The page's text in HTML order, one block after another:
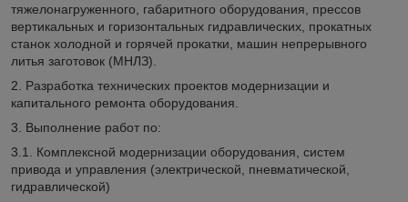
тяжелонагруженного, габаритного оборудования, прессов
вертикальных и горизонтальных гидравлических, прокатных
станок холодной и горячей прокатки, машин непрерывного
литья заготовок (МНЛЗ).
2. Разработка технических проектов модернизации и
капитального ремонта оборудования.
3. Выполнение работ по:
3.1. Комплексной модернизации оборудования, систем
привода и управления (электрической, пневматической,
гидравлической)